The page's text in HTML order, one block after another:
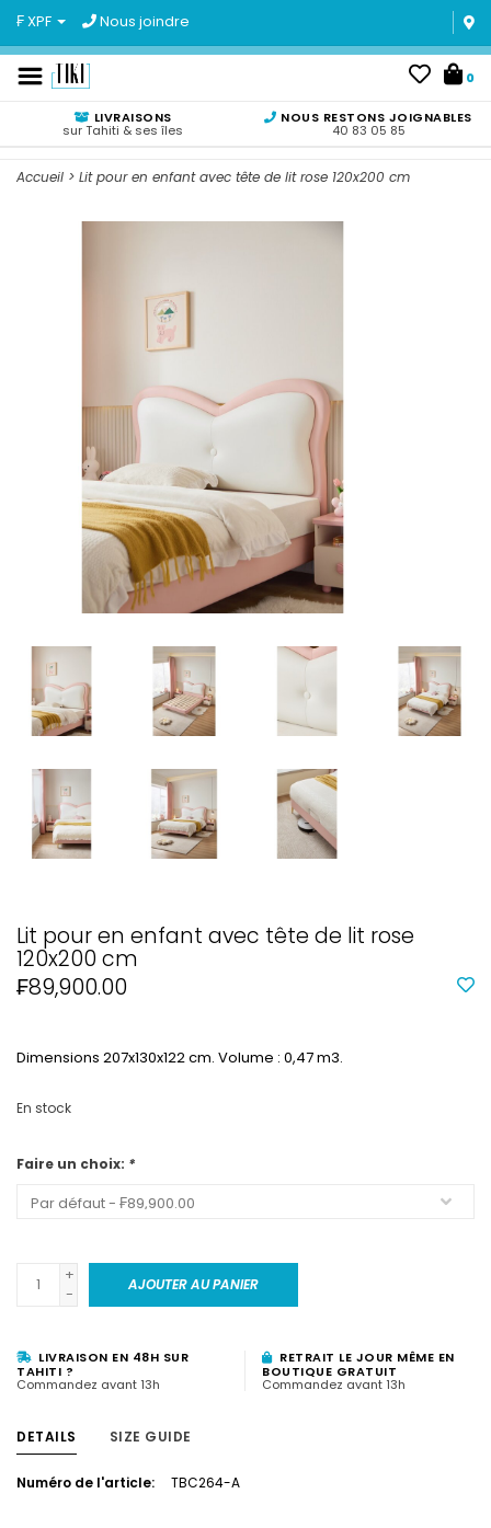
₣ XPF Nous joindre
0
LIVRAISONS
sur Tahiti & ses îles
NOUS RESTONS JOIGNABLES
40 83 05 85
Accueil > Lit pour en enfant avec tête de lit rose 120x200 cm
Lit pour en enfant avec tête de lit rose
120x200 cm
₣89,900.00
Dimensions 207x130x122 cm. Volume : 0,47 m3.
En stock
Faire un choix: *
+
-
AJOUTER AU PANIER
LIVRAISON EN 48H SUR
TAHITI ?
Commandez avant 13h
RETRAIT LE JOUR MÊME EN
BOUTIQUE GRATUIT
Commandez avant 13h
DETAILS SIZE GUIDE
Numéro de l'article: TBC264-A